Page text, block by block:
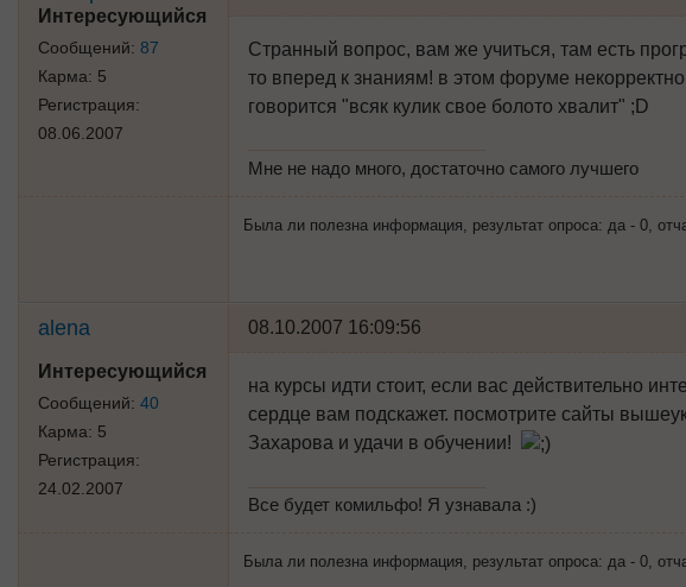
Интересующийся
Сообщений: 87
Карма: 5
Регистрация:
08.06.2007
Странный вопрос, вам же учиться, там есть
то вперед к знаниям! в этом форуме
говорится "всяк кулик свое болото хвалит" ;D
Мне не надо много, достаточно самого лучшего
Была ли полезна информация, результат опроса: да - 0,
alena
Интересующийся
Сообщений: 40
Карма: 5
Регистрация:
24.02.2007
08.10.2007 16:09:56
на курсы идти стоит, если вас действительно
сердце вам подскажет. посмотрите сайты
Захарова и удачи в обучении!
Все будет комильфо! Я узнавала :)
Была ли полезна информация, результат опроса: да - 0,